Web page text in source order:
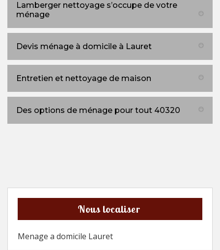
Lamberger nettoyage s’occupe de votre
ménage
Devis ménage à domicile à Lauret
Entretien et nettoyage de maison
Des options de ménage pour tout 40320
Nous localiser
Menage a domicile Lauret